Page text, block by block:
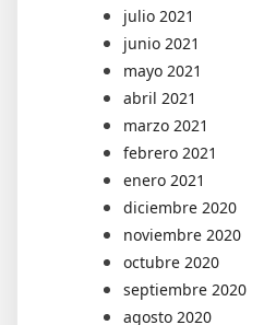
julio 2021
junio 2021
mayo 2021
abril 2021
marzo 2021
febrero 2021
enero 2021
diciembre 2020
noviembre 2020
octubre 2020
septiembre 2020
agosto 2020